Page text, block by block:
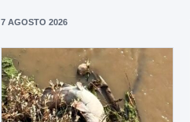
7 AGOSTO 2026